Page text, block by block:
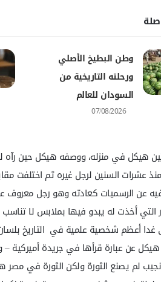
وطن البطيخ الأصلي
ورحلته التاريخية من
السودان للعالم
07/08/2026
هيكل في منزله، ووصفه هيكل حين رآه
عشرات السنين لرجل غيره ثم اختلفت
عن الرسميات كعادته وهو رجل معروف عنه
التي أخذت له يبدو فيها بملابس لا
غدا أعظم شخصية علمية في التاريخ
لم يصنع الثورة ولكن الثورة في